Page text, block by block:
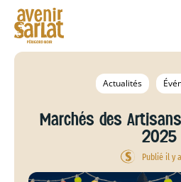
Actualités
Marchés des
2025
Publié il y